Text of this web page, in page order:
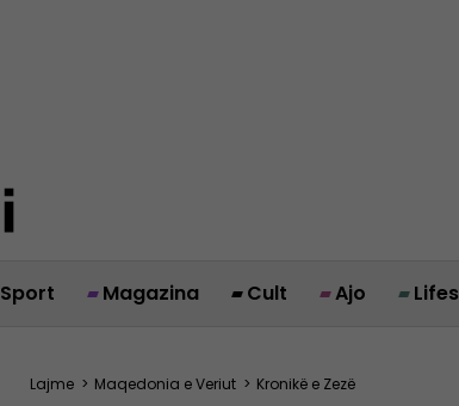
Sport Magazina Cult Ajo
Lajme > Maqedonia e Veriut > Kronikë e Zezë